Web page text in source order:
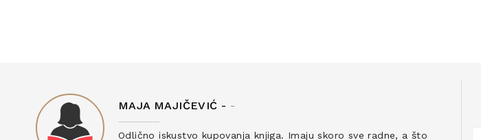
MAJA MAJIČEVIĆ - -
Odlično iskustvo kupovanja knjiga. Imaju skoro sve radne, a što